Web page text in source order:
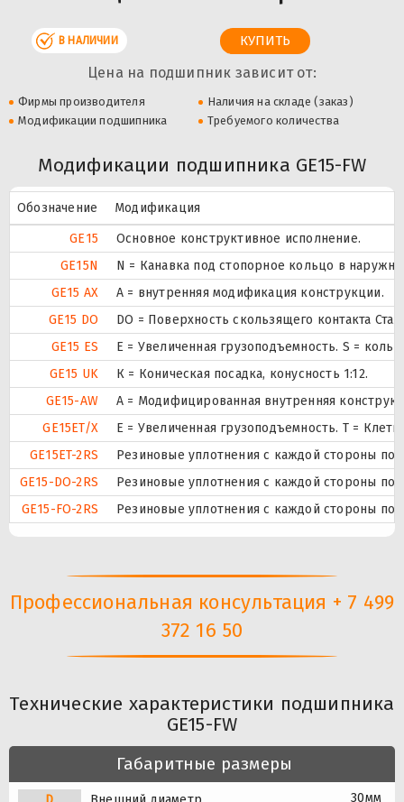
В НАЛИЧИИ
Цена на подшипник зависит от:
Фирмы производителя
Наличия на складе (заказ)
Модификации подшипника
Требуемого количества
Модификации подшипника GE15-FW
Обозначение
Модификация
GE15
Основное конструктивное исполнение.
GE15N
N = Канавка под стопорное кольцо в
GE15 AX
A = внутренняя модификация конструкции.
GE15 DO
DO = Поверхность скользящего контакта
GE15 ES
E = Увеличенная грузоподъемность. S =
GE15 UK
К = Коническая посадка, конусность 1:12.
GE15-AW
A = Модифицированная внутренняя
GE15ET/X
E = Увеличенная грузоподъемность. T =
GE15ET-2RS
Резиновые уплотнения с каждой стороны
GE15-DO-2RS
Резиновые уплотнения с каждой стороны
GE15-FO-2RS
Резиновые уплотнения с каждой стороны
Профессиональная консультация + 7 499
372 16 50
Технические характеристики подшипника
GE15-FW
Габаритные размеры
30мм